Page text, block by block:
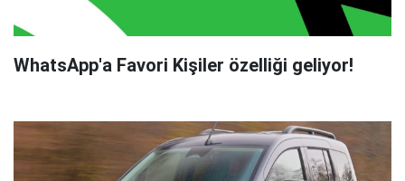
WhatsApp'a Favori Kişiler özelliği geliyor!